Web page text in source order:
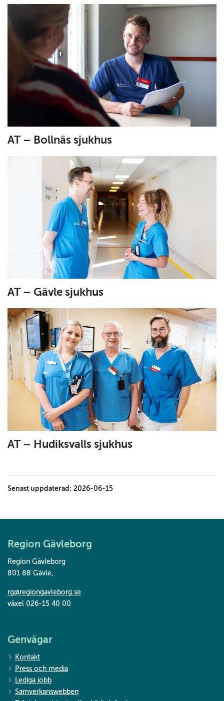
AT – Bollnäs sjukhus
AT – Gävle sjukhus
AT – Hudiksvalls sjukhus
Senast uppdaterad: 2026-06-15
Region Gävleborg
Region Gävleborg
801 88 Gävle,
rg@regiongavleborg.se
växel 026-15 40 00
Genvägar
Kontakt
Press och media
Lediga jobb
Samverkanswebben